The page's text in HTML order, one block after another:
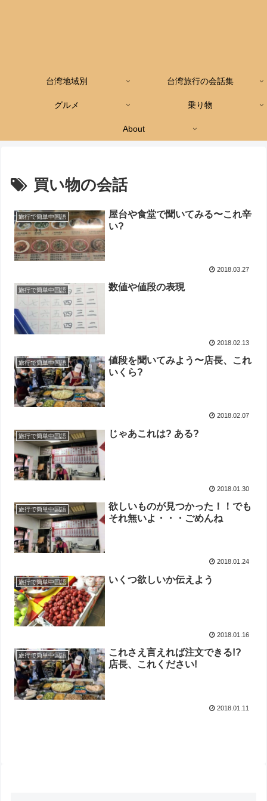
台湾地域別 台湾旅行の会話集
グルメ 乗り物
About
買い物の会話
旅行で簡単中国語
屋台や食堂で聞いてみる〜これ辛
い?
2018.03.27
旅行で簡単中国語 数値や値段の表現
2018.02.13
旅行で簡単中国語
値段を聞いてみよう〜店長、これ
いくら?
2018.02.07
旅行で簡単中国語 じゃあこれは? ある?
2018.01.30
旅行で簡単中国語
欲しいものが見つかった！！でも
それ無いよ・・・ごめんね
2018.01.24
旅行で簡単中国語 いくつ欲しいか伝えよう
2018.01.16
旅行で簡単中国語
これさえ言えれば注文できる!?
店長、これください!
2018.01.11